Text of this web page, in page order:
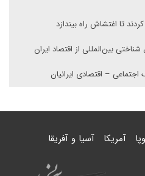
تا اغتشاش راه بیندازد
بین‌المللی از اقتصاد ایران
– اقتصادی ایرانیان
آمریکا آسیا و آفریقا